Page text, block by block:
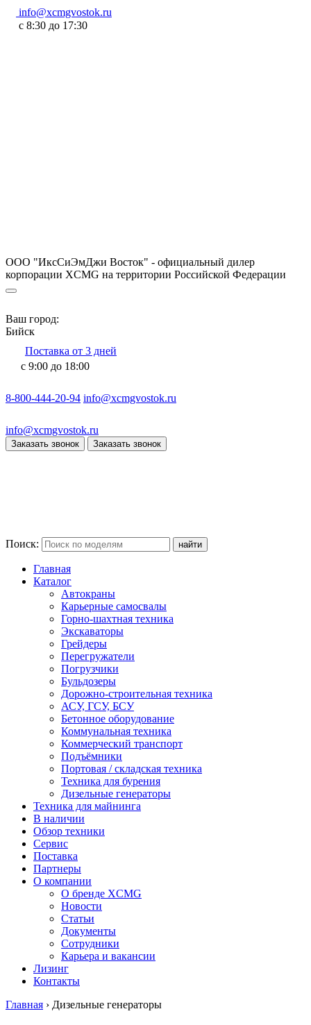
info@xcmgvostok.ru
с 8:30 до 17:30
ООО "ИксСиЭмДжи Восток" - официальный дилер
корпорации XCMG на территории Российской Федерации
Ваш город:
Бийск
Поставка от 3 дней
с 9:00 до 18:00
8-800-444-20-94 info@xcmgvostok.ru
info@xcmgvostok.ru
Заказать звонок Заказать звонок
Поиск:
Главная
Каталог
Автокраны
Карьерные самосвалы
Горно-шахтная техника
Экскаваторы
Грейдеры
Перегружатели
Погрузчики
Бульдозеры
Дорожно-строительная техника
АСУ, ГСУ, БСУ
Бетонное оборудование
Коммунальная техника
Коммерческий транспорт
Подъёмники
Портовая / складская техника
Техника для бурения
Дизельные генераторы
Техника для майнинга
В наличии
Обзор техники
Сервис
Поставка
Партнеры
О компании
О бренде XCMG
Новости
Статьи
Документы
Сотрудники
Карьера и вакансии
Лизинг
Контакты
Главная › Дизельные генераторы